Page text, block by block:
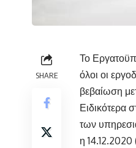
SHARE
Το
όλοι οι
βεβαίωση
Ειδικότερα
των
η